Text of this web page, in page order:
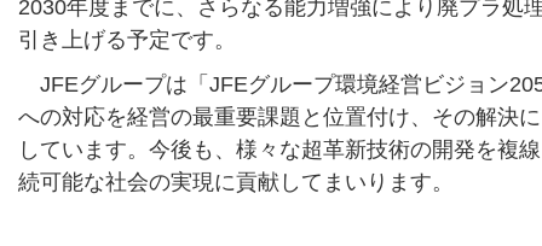
2030年度までに、さらなる能力増強により廃プラ処
引き上げる予定です。
JFEグループは「JFEグループ環境経営ビジョン
への対応を経営の最重要課題と位置付け、その解決
しています。今後も、様々な超革新技術の開発を複
続可能な社会の実現に貢献してまいります。